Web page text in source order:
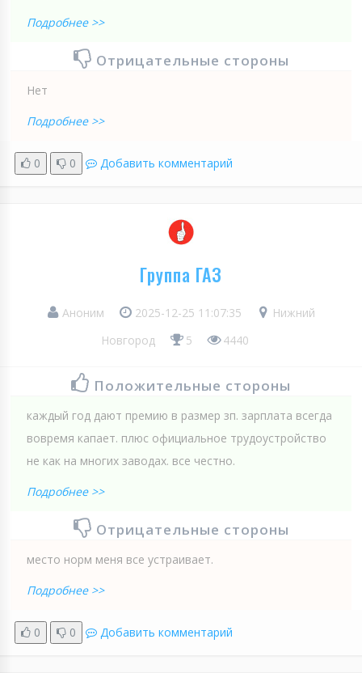
Подробнее >>
Отрицательные стороны
Нет
Подробнее >>
0 0 Добавить комментарий
Группа ГАЗ
Аноним 2025-12-25 11:07:35
Нижний
Новгород
5 4440
Положительные стороны
каждый год дают премию в размер зп. зарплата всегда
вовремя капает. плюс официальное трудоустройство
не как на многих заводах. все честно.
Подробнее >>
Отрицательные стороны
место норм меня все устраивает.
Подробнее >>
0 0 Добавить комментарий